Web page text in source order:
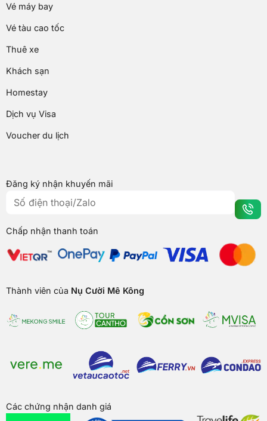
Vé máy bay
Vé tàu cao tốc
Thuê xe
Khách sạn
Homestay
Dịch vụ Visa
Voucher du lịch
Đăng ký nhận khuyến mãi
Chấp nhận thanh toán
Thành viên của Nụ Cười Mê Kông
Các chứng nhận danh giá